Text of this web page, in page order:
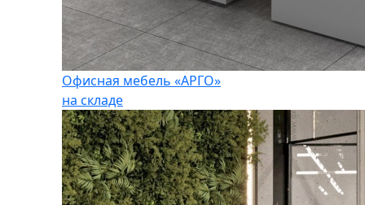
Офисная мебель «АРГО»
на складе